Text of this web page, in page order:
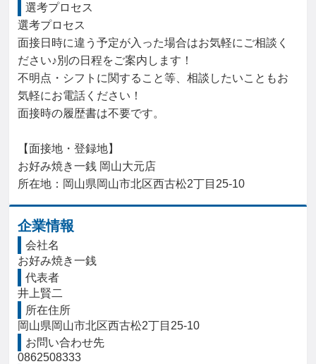
選考プロセス
選考プロセス
面接日時に違う予定が入った場合はお気軽にご相談く
ださい♪別の日程をご案内します！
不明点・シフトに関すること等、相談したいこともお
気軽にお電話ください！
面接時の履歴書は不要です。
【面接地・登録地】
お好み焼き一銭 岡山大元店
所在地：岡山県岡山市北区西古松2丁目25-10
企業情報
会社名
お好み焼き一銭
代表者
井上賢二
所在住所
岡山県岡山市北区西古松2丁目25-10
お問い合わせ先
0862508333